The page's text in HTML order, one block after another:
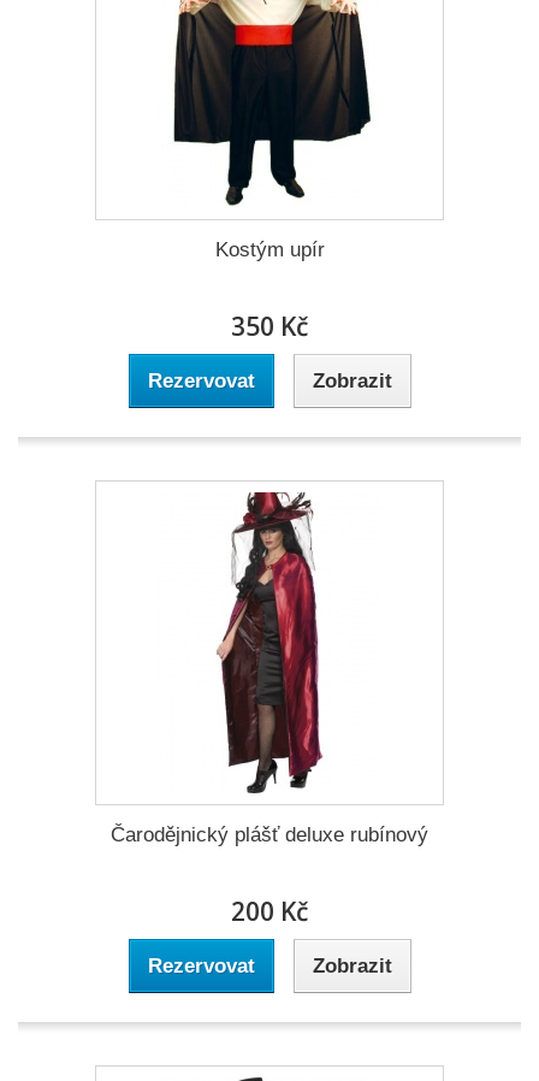
Kostým upír
350 Kč
Rezervovat Zobrazit
Čarodějnický plášť deluxe rubínový
200 Kč
Rezervovat Zobrazit